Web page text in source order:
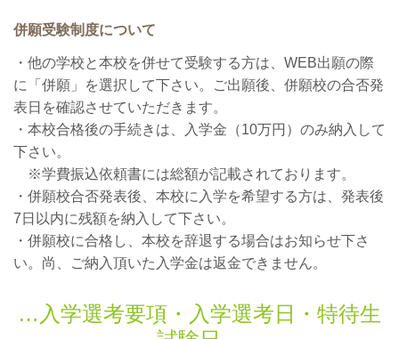
併願受験制度について
・他の学校と本校を併せて受験する方は、WEB出願の際
に「併願」を選択して下さい。ご出願後、併願校の合否発
表日を確認させていただきます。
・本校合格後の手続きは、入学金（10万円）のみ納入して
下さい。
※学費振込依頼書には総額が記載されております。
・併願校合否発表後、本校に入学を希望する方は、発表後
7日以内に残額を納入して下さい。
・併願校に合格し、本校を辞退する場合はお知らせ下さ
い。尚、ご納入頂いた入学金は返金できません。
入学選考要項・入学選考日・特待生